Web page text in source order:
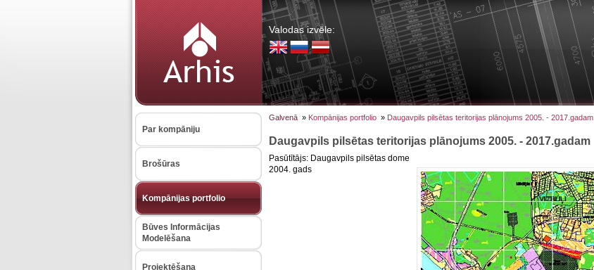
Valodas izvēle:
Par kompāniju
Brošūras
Kompānijas portfolio
Būves Informācijas
Modelēšana
Projektēšana
Galvenā » Kompānijas portfolio » Daugavpils pilsētas teritorijas plānojums 2005. - 2017.gadam
Daugavpils pilsētas teritorijas plānojums 2005. - 2017.gadam
Pasūtītājs: Daugavpils pilsētas dome
2004. gads